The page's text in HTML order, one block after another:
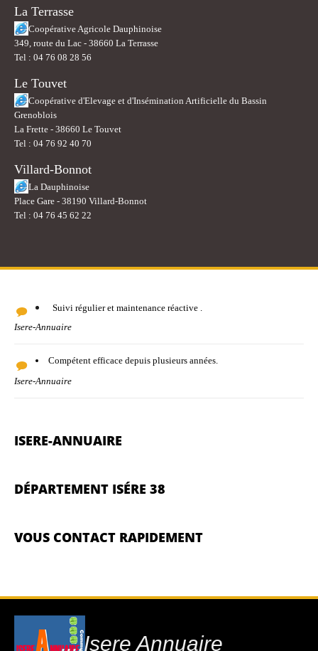
La Terrasse
Coopérative Agricole Dauphinoise
349, route du Lac - 38660 La Terrasse
Tel : 04 76 08 28 56
Le Touvet
Coopérative d'Elevage et d'Insémination Artificielle du Bassin
Grenoblois
La Frette - 38660 Le Touvet
Tel : 04 76 92 40 70
Villard-Bonnot
La Dauphinoise
Place Gare - 38190 Villard-Bonnot
Tel : 04 76 45 62 22
Suivi régulier et maintenance réactive .
Isere-Annuaire
Compétent efficace depuis plusieurs années.
Isere-Annuaire
ISERE-ANNUAIRE
DÉPARTEMENT ISÉRE 38
VOUS CONTACT RAPIDEMENT
....Isere Annuaire